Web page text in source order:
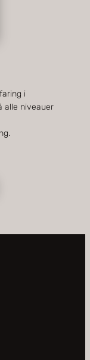
i
alle niveauer